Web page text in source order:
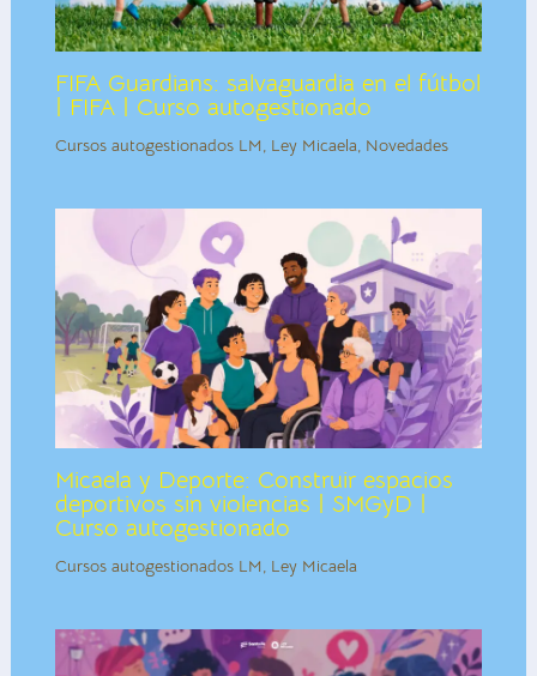
FIFA Guardians: salvaguardia en el fútbol
| FIFA | Curso autogestionado
Cursos autogestionados LM Ley Micaela Novedades
Micaela y Deporte: Construir espacios
deportivos sin violencias | SMGyD |
Curso autogestionado
Cursos autogestionados LM, Ley Micaela